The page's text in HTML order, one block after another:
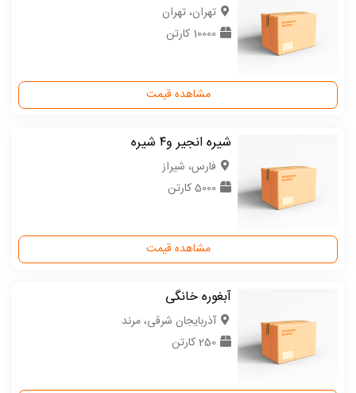
تهران، تهران
10000 کارتن
مشاهده قیمت
شیره انجیر و۴ شیره
فارس، شیراز
5000 کارتن
مشاهده قیمت
آبغوره خانگی
آذربایجان شرقی، مرند
250 کارتن